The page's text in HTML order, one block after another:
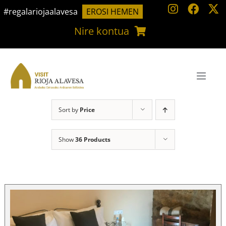
Skip
#regalariojaalavesa EROSI HEMEN
Nire kontua
Sort by Price
Show36 Products